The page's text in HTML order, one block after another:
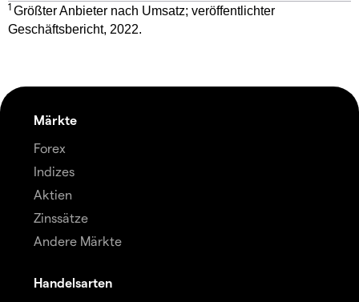
1 Größter Anbieter nach Umsatz; veröffentlichter
Geschäftsbericht, 2022.
Märkte
Forex
Indizes
Aktien
Zinssätze
Andere Märkte
Handelsarten